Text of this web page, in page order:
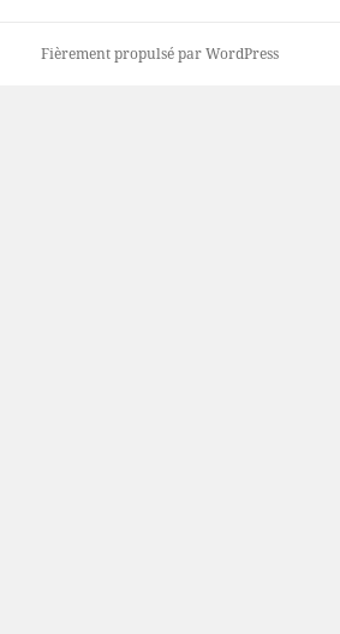
Fièrement propulsé par WordPress